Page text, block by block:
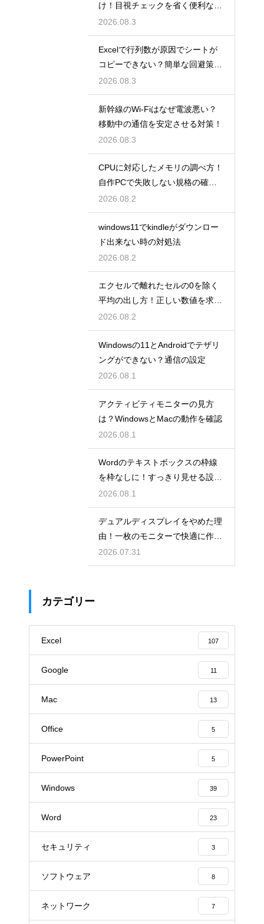
け！目視チェックを省く便利な関
数
2026.08.3
Excelで行列数が原因でシートが
コピーできない？簡単な回避策を
解説
2026.08.3
新幹線のWi-Fiはなぜ電波悪い？
移動中の通信を安定させる対策！
2026.08.3
CPUに対応したメモリの調べ方！
自作PCで失敗しない規格の確認
手順
2026.08.2
windows11でkindleがダウンロー
ド出来ない時の対処法
2026.08.2
エクセルで離れたセルの0を除く
平均の出し方！正しい数値を求め
る！
2026.08.2
Windowsの11とAndroidでテザリ
ングができない？通信の設定
2026.08.1
アクティビティモニターの見方
は？WindowsとMacの動作を確認
2026.08.1
Wordのテキストボックスの枠線
を枠なしに！すっきり見せる設
定！
2026.08.1
デュアルディスプレイをやめた理
由！一枚のモニターで快適に作業
する
2026.07.31
カテゴリー
Excel 107
Google 11
Mac 13
Office 5
PowerPoint 5
Windows 39
Word 23
セキュリティ 3
ソフトウェア 8
ネットワーク 7